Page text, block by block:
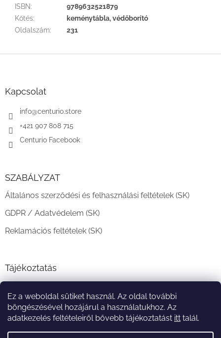
Ez a weboldal sütiket használ. Az oldal további
böngészésével hozájárul a használatukhoz. Az
adatkezelés feltételeiről bővebb tájékoztatást itt talál.
ISBN:
9789632521879
Kötés:
keménytábla, védőborító
Oldalszám: 231
Kapcsolat
info@centurio.store
+421 907 808 715
Centurio Facebook
SZABÁLYZAT
Általános szerződési és felhasználási feltételek (SK)
GDPR / Adatvédelem (SK)
Reklamációs feltételek (SK)
Tájékoztatás
A vásárlás menete